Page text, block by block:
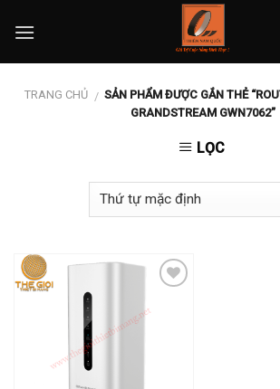
TRANG CHỦ / SẢN PHẨM ĐƯỢC GẮN THẺ
GRANDSTREAM GWN7062”
LỌC